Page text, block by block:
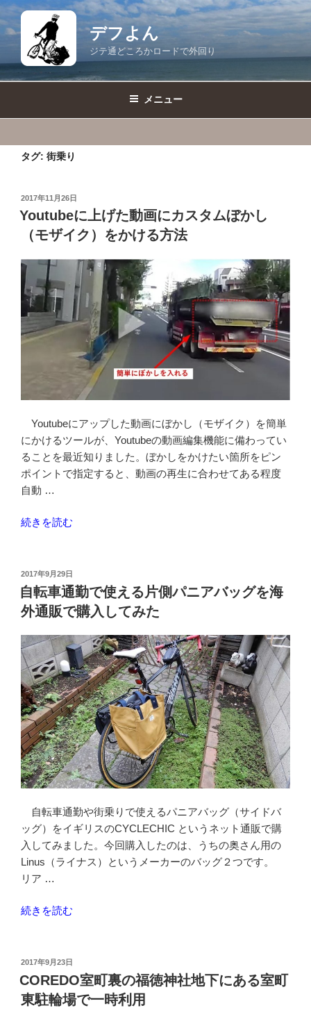
コ
ン
デフよん
ジテ通どころかロードで外回り
メニュー
タグ: 街乗り
投
稿
日:
2017年11月26日
Youtubeに上げた動画にカスタムぼかし
（モザイク）をかける方法
Youtubeにアップした動画にぼかし（モザイク）を簡単
にかけるツールが、Youtubeの動画編集機能に備わってい
ることを最近知りました。ぼかしをかけたい箇所をピン
ポイントで指定すると、動画の再生に合わせてある程度
自動 …
“Youtube
げ
た
動
画
に
カ
ス
タ
ム
ぼ
か
し
（モ
ザ
ク）
を
方
続きを読む
投
稿
日:
2017年9月29日
自転車通勤で使える片側パニアバッグを海
外通販で購入してみた
自転車通勤や街乗りで使えるパニアバッグ（サイドバ
ッグ）をイギリスのCYCLECHIC というネット通販で購
入してみました。今回購入したのは、うちの奥さん用の
Linus（ライナス）というメーカーのバッグ２つです。
リア …
“自
通
勤
で
使
続きを読む
投
稿
日:
2017年9月23日
COREDO室町裏の福徳神社地下にある室町
東駐輪場で一時利用